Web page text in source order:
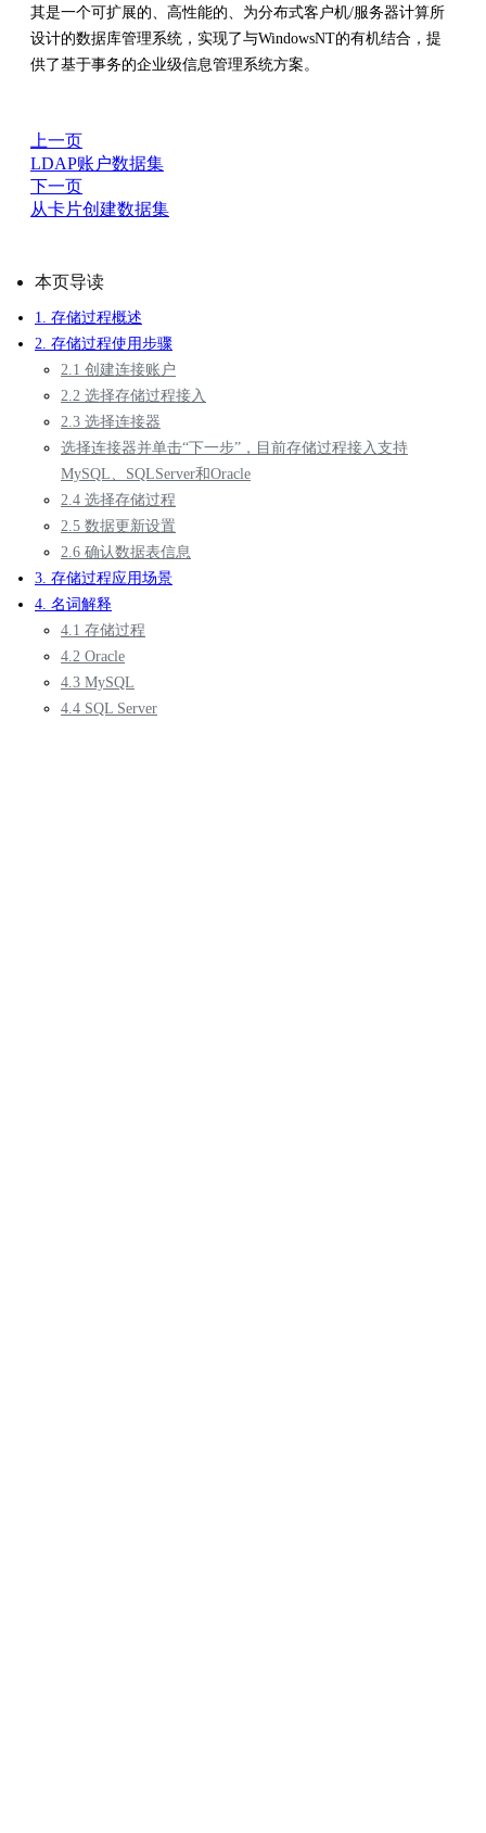
其是一个可扩展的、高性能的、为分布式客户机/服务器计算所
设计的数据库管理系统，实现了与WindowsNT的有机结合，提
供了基于事务的企业级信息管理系统方案。
上一页
LDAP账户数据集
下一页
从卡片创建数据集
本页导读
1. 存储过程概述
2. 存储过程使用步骤
2.1 创建连接账户
2.2 选择存储过程接入
2.3 选择连接器
选择连接器并单击“下一步”，目前存储过程接入支持
MySQL、SQLServer和Oracle
2.4 选择存储过程
2.5 数据更新设置
2.6 确认数据表信息
3. 存储过程应用场景
4. 名词解释
4.1 存储过程
4.2 Oracle
4.3 MySQL
4.4 SQL Server